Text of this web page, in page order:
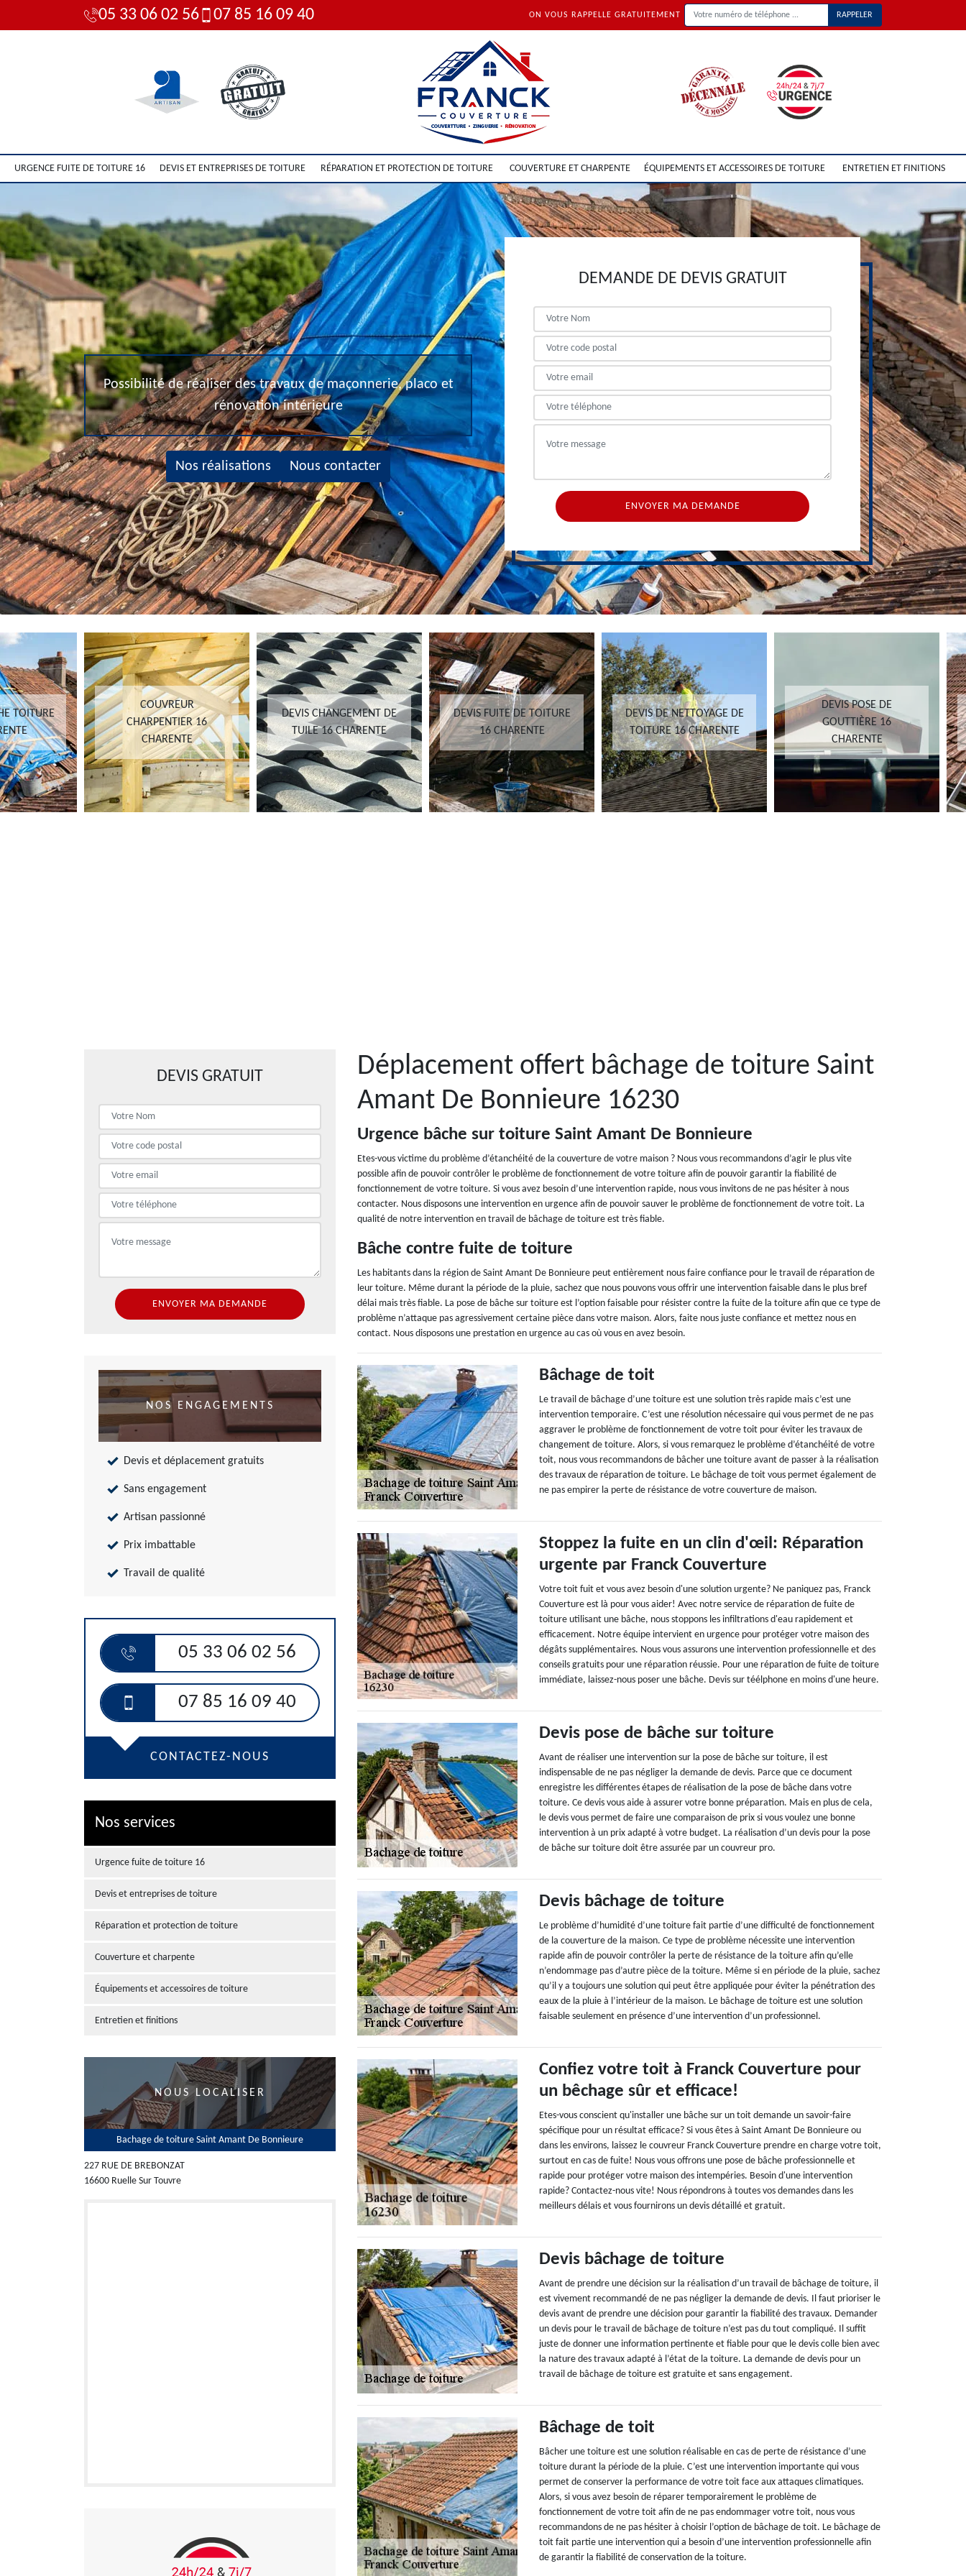
05 33 06 02 56 07 85 16 09 40 ON VOUS RAPPELLE GRATUITEMENT
URGENCE FUITE DE TOITURE 16 DEVIS ET ENTREPRISES DE TOITURE RÉPARATION ET PROTECTION DE TOITURE COUVERTURE ET CHARPENTE ÉQUIPEMENTS ET ACCESSOIRES DE TOITURE ENTRETIEN ET FINITIONS
Possibilité de réaliser des travaux de maçonnerie, placo et
rénovation intérieure
Nos réalisations Nous contacter
DEMANDE DE DEVIS GRATUIT
TOITURE
COUVREUR
CHARPENTIER 16
CHARENTE
DEVIS CHANGEMENT DE
TUILE 16 CHARENTE
DEVIS FUITE DE TOITURE
16 CHARENTE
DEVIS DE NETTOYAGE DE
TOITURE 16 CHARENTE
DEVIS POSE DE
GOUTTIÈRE 16
CHARENTE
DEVIS GRATUIT
NOS ENGAGEMENTS
Devis et déplacement gratuits
Sans engagement
Artisan passionné
Prix imbattable
Travail de qualité
05 33 06 02 56
07 85 16 09 40
CONTACTEZ-NOUS
Nos services
Urgence fuite de toiture 16
Devis et entreprises de toiture
Réparation et protection de toiture
Couverture et charpente
Équipements et accessoires de toiture
Entretien et finitions
NOUS LOCALISER
Bachage de toiture Saint Amant De Bonnieure
227 RUE DE BREBONZAT
16600 Ruelle Sur Touvre
Déplacement offert bâchage de toiture Saint
Amant De Bonnieure 16230
Urgence bâche sur toiture Saint Amant De Bonnieure
Etes-vous victime du problème d’étanchéité de la couverture de votre maison ? Nous vous recommandons d’agir le plus vite
possible afin de pouvoir contrôler le problème de fonctionnement de votre toiture afin de pouvoir garantir la fiabilité de
fonctionnement de votre toiture. Si vous avez besoin d’une intervention rapide, nous vous invitons de ne pas hésiter à nous
contacter. Nous disposons une intervention en urgence afin de pouvoir sauver le problème de fonctionnement de votre toit. La
qualité de notre intervention en travail de bâchage de toiture est très fiable.
Bâche contre fuite de toiture
Les habitants dans la région de Saint Amant De Bonnieure peut entièrement nous faire confiance pour le travail de réparation de
leur toiture. Même durant la période de la pluie, sachez que nous pouvons vous offrir une intervention faisable dans le plus bref
délai mais très fiable. La pose de bâche sur toiture est l’option faisable pour résister contre la fuite de la toiture afin que ce type de
problème n’attaque pas agressivement certaine pièce dans votre maison. Alors, faite nous juste confiance et mettez nous en
contact. Nous disposons une prestation en urgence au cas où vous en avez besoin.
Bâchage de toit
Le travail de bâchage d’une toiture est une solution très rapide mais c’est une
intervention temporaire. C’est une résolution nécessaire qui vous permet de ne pas
aggraver le problème de fonctionnement de votre toit pour éviter les travaux de
changement de toiture. Alors, si vous remarquez le problème d’étanchéité de votre
toit, nous vous recommandons de bâcher une toiture avant de passer à la réalisation
des travaux de réparation de toiture. Le bâchage de toit vous permet également de
ne pas empirer la perte de résistance de votre couverture de maison.
Stoppez la fuite en un clin d'œil: Réparation
urgente par Franck Couverture
Votre toit fuit et vous avez besoin d'une solution urgente? Ne paniquez pas, Franck
Couverture est là pour vous aider! Avec notre service de réparation de fuite de
toiture utilisant une bâche, nous stoppons les infiltrations d'eau rapidement et
efficacement. Notre équipe intervient en urgence pour protéger votre maison des
dégâts supplémentaires. Nous vous assurons une intervention professionnelle et des
conseils gratuits pour une réparation réussie. Pour une réparation de fuite de toiture
immédiate, laissez-nous poser une bâche. Devis sur téélphone en moins d'une heure.
Devis pose de bâche sur toiture
Avant de réaliser une intervention sur la pose de bâche sur toiture, il est
indispensable de ne pas négliger la demande de devis. Parce que ce document
enregistre les différentes étapes de réalisation de la pose de bâche dans votre
toiture. Ce devis vous aide à assurer votre bonne préparation. Mais en plus de cela,
le devis vous permet de faire une comparaison de prix si vous voulez une bonne
intervention à un prix adapté à votre budget. La réalisation d’un devis pour la pose
de bâche sur toiture doit être assurée par un couvreur pro.
Devis bâchage de toiture
Le problème d’humidité d’une toiture fait partie d’une difficulté de fonctionnement
de la couverture de la maison. Ce type de problème nécessite une intervention
rapide afin de pouvoir contrôler la perte de résistance de la toiture afin qu’elle
n’endommage pas d’autre pièce de la toiture. Même si en période de la pluie, sachez
qu’il y a toujours une solution qui peut être appliquée pour éviter la pénétration des
eaux de la pluie à l’intérieur de la maison. Le bâchage de toiture est une solution
faisable seulement en présence d’une intervention d’un professionnel.
Confiez votre toit à Franck Couverture pour
un bêchage sûr et efficace!
Etes-vous conscient qu'installer une bâche sur un toit demande un savoir-faire
spécifique pour un résultat efficace? Si vous êtes à Saint Amant De Bonnieure ou
dans les environs, laissez le couvreur Franck Couverture prendre en charge votre toit,
surtout en cas de fuite! Nous vous offrons une pose de bâche professionnelle et
rapide pour protéger votre maison des intempéries. Besoin d'une intervention
rapide? Contactez-nous vite! Nous répondrons à toutes vos demandes dans les
meilleurs délais et vous fournirons un devis détaillé et gratuit.
Devis bâchage de toiture
Avant de prendre une décision sur la réalisation d’un travail de bâchage de toiture, il
est vivement recommandé de ne pas négliger la demande de devis. Il faut prioriser le
devis avant de prendre une décision pour garantir la fiabilité des travaux. Demander
un devis pour le travail de bâchage de toiture n’est pas du tout compliqué. Il suffit
juste de donner une information pertinente et fiable pour que le devis colle bien avec
la nature des travaux adapté à l’état de la toiture. La demande de devis pour un
travail de bâchage de toiture est gratuite et sans engagement.
Bâchage de toit
Bâcher une toiture est une solution réalisable en cas de perte de résistance d’une
toiture durant la période de la pluie. C’est une intervention importante qui vous
permet de conserver la performance de votre toit face aux attaques climatiques.
Alors, si vous avez besoin de réparer temporairement le problème de
fonctionnement de votre toit afin de ne pas endommager votre toit, nous vous
recommandons de ne pas hésiter à choisir l’option de bâchage de toit. Le bâchage de
toit fait partie une intervention qui a besoin d’une intervention professionnelle afin
de garantir la fiabilité de conservation de la toiture.